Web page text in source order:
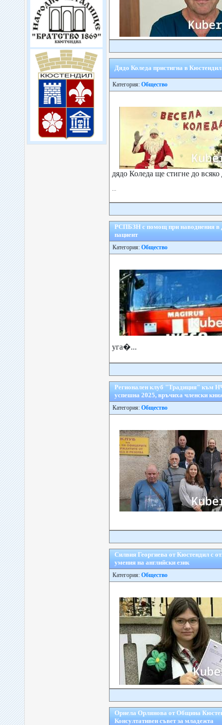
Дядо Коледа пристигна в Кюстендил
Категория: Общество
дядо Коледа ще стигне до
РСПБЗН с помощ при наводнения в
пациент
Категория: Общество
уга�...
Регионален клуб "Традиция" към
успешна 2025, връчиха членски
Категория: Общество
Силвия Георгиева от Кюстендил с
умения на английски език
Категория: Общество
Орнела Орлянова от Община
Консултативен съвет за младежта